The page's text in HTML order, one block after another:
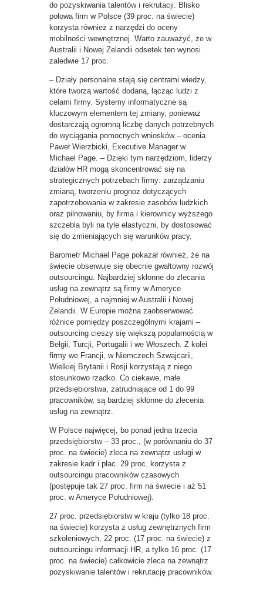
do pozyskiwania talentów i rekrutacji. Blisko
połowa firm w Polsce (39 proc. na świecie)
korzysta również z narzędzi do oceny
mobilności wewnętrznej. Warto zauważyć, że w
Australii i Nowej Zelandii odsetek ten wynosi
zaledwie 17 proc.
– Działy personalne stają się centrami wiedzy,
które tworzą wartość dodaną, łącząc ludzi z
celami firmy. Systemy informatyczne są
kluczowym elementem tej zmiany, ponieważ
dostarczają ogromną liczbę danych potrzebnych
do wyciągania pomocnych wniosków – ocenia
Paweł Wierzbicki, Executive Manager w
Michael Page. – Dzięki tym narzędziom, liderzy
działów HR mogą skoncentrować się na
strategicznych potrzebach firmy: zarządzaniu
zmianą, tworzeniu prognoz dotyczących
zapotrzebowania w zakresie zasobów ludzkich
oraz pilnowaniu, by firma i kierownicy wyższego
szczebla byli na tyle elastyczni, by dostosować
się do zmieniających się warunków pracy.
Barometr Michael Page pokazał również, że na
świecie obserwuje się obecnie gwałtowny rozwój
outsourcingu. Najbardziej skłonne do zlecania
usług na zewnątrz są firmy w Ameryce
Południowej, a najmniej w Australii i Nowej
Zelandii. W Europie można zaobserwować
różnice pomiędzy poszczególnymi krajami –
outsourcing cieszy się większą popularnością w
Belgii, Turcji, Portugalii i we Włoszech. Z kolei
firmy we Francji, w Niemczech Szwajcarii,
Wielkiej Brytanii i Rosji korzystają z niego
stosunkowo rzadko. Co ciekawe, małe
przedsiębiorstwa, zatrudniające od 1 do 99
pracowników, są bardziej skłonne do zlecenia
usług na zewnątrz.
W Polsce najwięcej, bo ponad jedna trzecia
przedsiębiorstw – 33 proc., (w porównaniu do 37
proc. na świecie) zleca na zewnątrz usługi w
zakresie kadr i płac. 29 proc. korzysta z
outsourcingu pracowników czasowych
(postępuje tak 27 proc. firm na świecie i aż 51
proc. w Ameryce Południowej).
27 proc. przedsiębiorstw w kraju (tylko 18 proc.
na świecie) korzysta z usług zewnętrznych firm
szkoleniowych, 22 proc. (17 proc. na świecie) z
outsourcingu informacji HR, a tylko 16 proc. (17
proc. na świecie) całkowicie zleca na zewnątrz
pozyskiwanie talentów i rekrutację pracowników.